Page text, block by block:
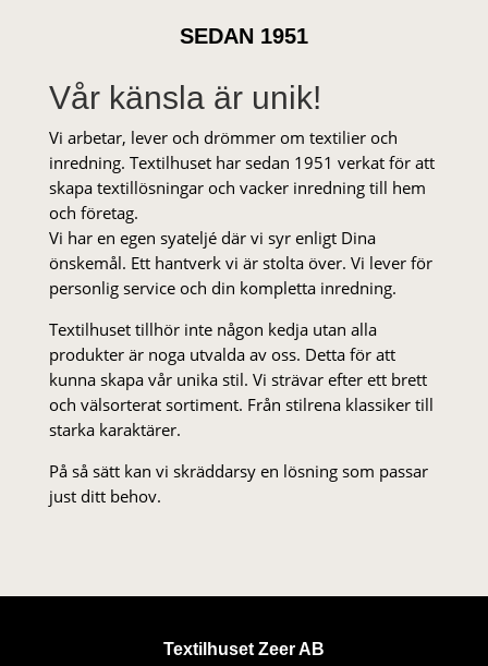
SEDAN 1951
Vår känsla är unik!
Vi arbetar, lever och drömmer om textilier och
inredning. Textilhuset har sedan 1951 verkat för att
skapa textillösningar och vacker inredning till hem
och företag.
Vi har en egen syateljé där vi syr enligt Dina
önskemål. Ett hantverk vi är stolta över. Vi lever för
personlig service och din kompletta inredning.
Textilhuset tillhör inte någon kedja utan alla
produkter är noga utvalda av oss. Detta för att
kunna skapa vår unika stil. Vi strä­var efter ett brett
och välsorterat sor­ti­ment. Från stil­rena klas­siker till
starka karaktärer.
På så sätt kan vi skräddarsy en lösning som passar
just ditt behov.
Textilhuset Zeer AB